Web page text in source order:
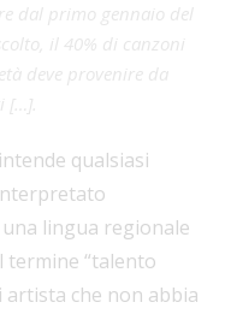
dal primo gennaio del
il 40% di canzoni
deve provenire da
[…].
qualsiasi
lingua regionale
termine “talento
artista che non abbia